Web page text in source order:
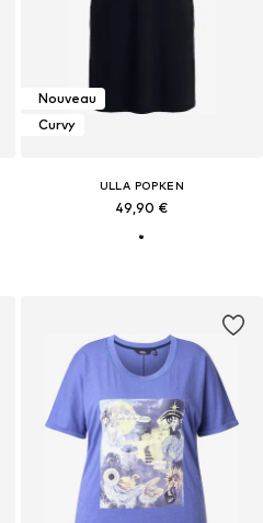
Nouveau
Curvy
ULLA POPKEN
49,90 €